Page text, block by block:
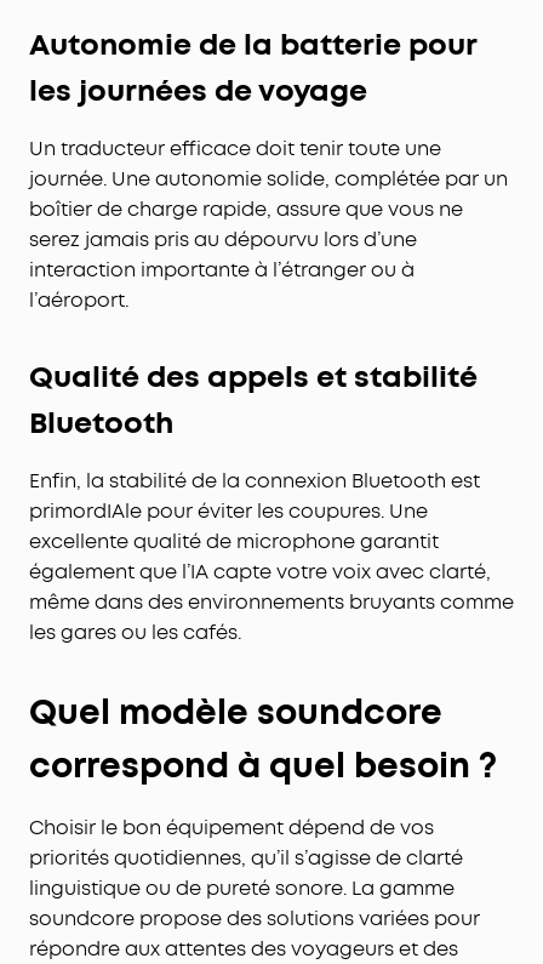
Autonomie de la batterie pour
les journées de voyage
Un traducteur efficace doit tenir toute une
journée. Une autonomie solide, complétée par un
boîtier de charge rapide, assure que vous ne
serez jamais pris au dépourvu lors d’une
interaction importante à l’étranger ou à
l’aéroport.
Qualité des appels et stabilité
Bluetooth
Enfin, la stabilité de la connexion Bluetooth est
primordIAle pour éviter les coupures. Une
excellente qualité de microphone garantit
également que l’IA capte votre voix avec clarté,
même dans des environnements bruyants comme
les gares ou les cafés.
Quel modèle soundcore
correspond à quel besoin ?
Choisir le bon équipement dépend de vos
priorités quotidiennes, qu’il s’agisse de clarté
linguistique ou de pureté sonore. La gamme
soundcore propose des solutions variées pour
répondre aux attentes des voyageurs et des